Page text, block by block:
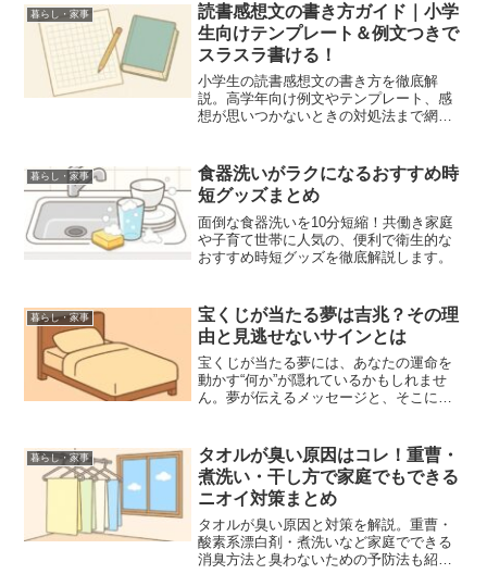
暮らし・家事
読書感想文の書き方ガイド｜小学
生向けテンプレート＆例文つきで
スラスラ書ける！
小学生の読書感想文の書き方を徹底解
説。高学年向け例文やテンプレート、感
想が思いつかないときの対処法まで網
暮らし・家事
食器洗いがラクになるおすすめ時
短グッズまとめ
面倒な食器洗いを10分短縮！共働き家庭
や子育て世帯に人気の、便利で衛生的な
おすすめ時短グッズを徹底解説します。
暮らし・家事
宝くじが当たる夢は吉兆？その理
由と見逃せないサインとは
宝くじが当たる夢には、あなたの運命を
動かす“何か”が隠れているかもしれませ
ん。夢が伝えるメッセージと、そこに込
暮らし・家事
タオルが臭い原因はコレ！重曹・
煮洗い・干し方で家庭でもできる
ニオイ対策まとめ
タオルが臭い原因と対策を解説。重曹・
酸素系漂白剤・煮洗いなど家庭でできる
消臭方法と臭わないための予防法も紹